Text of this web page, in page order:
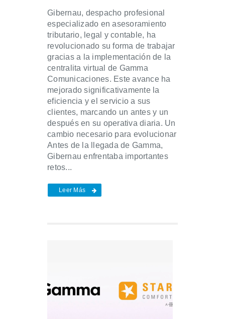
Gibernau, despacho profesional
especializado en asesoramiento
tributario, legal y contable, ha
revolucionado su forma de trabajar
gracias a la implementación de la
centralita virtual de Gamma
Comunicaciones. Este avance ha
mejorado significativamente la
eficiencia y el servicio a sus
clientes, marcando un antes y un
después en su operativa diaria. Un
cambio necesario para evolucionar
Antes de la llegada de Gamma,
Gibernau enfrentaba importantes
retos...
Leer Más